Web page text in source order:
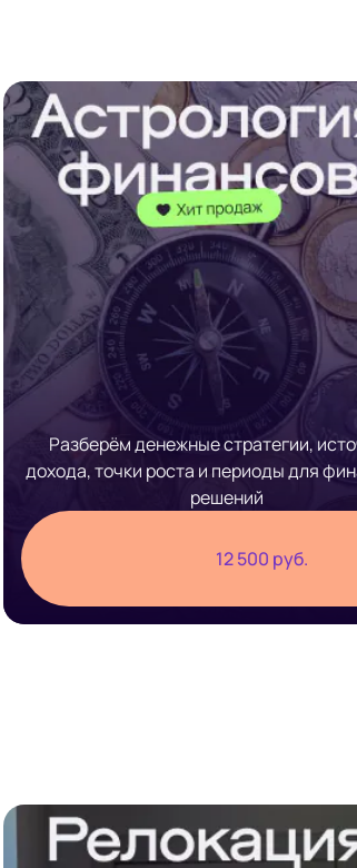
Разберём денежные стратегии,
дохода, точки роста и периоды для
решений
12 500 руб.